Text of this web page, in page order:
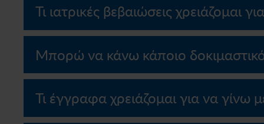
Τι ιατρικές βεβαιώσεις χρειάζομαι
Μπορώ να κάνω κάποιο
Τι έγγραφα χρειάζομαι για να γίνω